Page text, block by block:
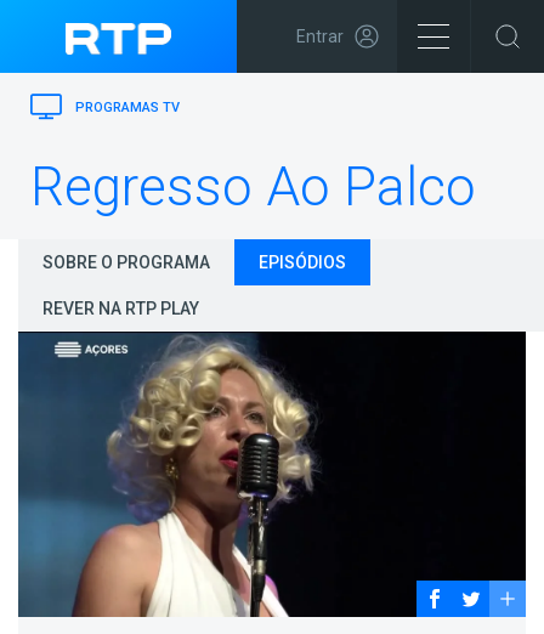
Entrar
PROGRAMAS TV
Regresso Ao Palco
SOBRE O PROGRAMA EPISÓDIOS
REVER NA RTP PLAY